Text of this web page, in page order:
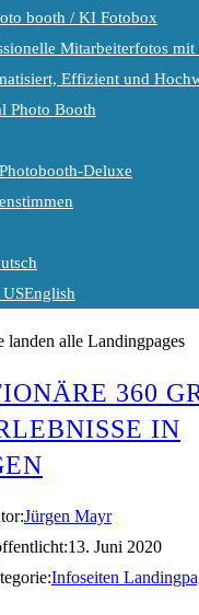
booth / KI Fotobox
Mitarbeiterfotos
Effizient und
Photo Booth
Deluxe
English
landen alle Landingpages
360
IN
Jürgen Mayr
13. Juni 2020
Infoseiten